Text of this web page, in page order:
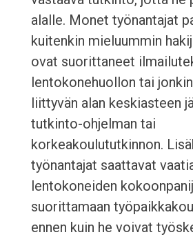
alalle. Monet työnantajat
kuitenkin mieluummin
ovat suorittaneet
lentokonehuollon tai
liittyvän alan keskiasteen
tutkinto-ohjelman tai
korkeakoulututkinnon.
työnantajat saattavat
lentokoneiden
suorittamaan
ennen kuin he voivat